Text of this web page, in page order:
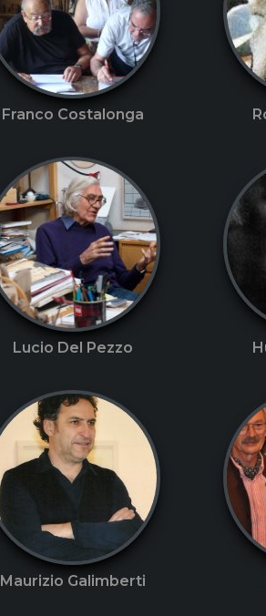
Franco Costalonga
Lucio Del Pezzo
Maurizio Galimberti